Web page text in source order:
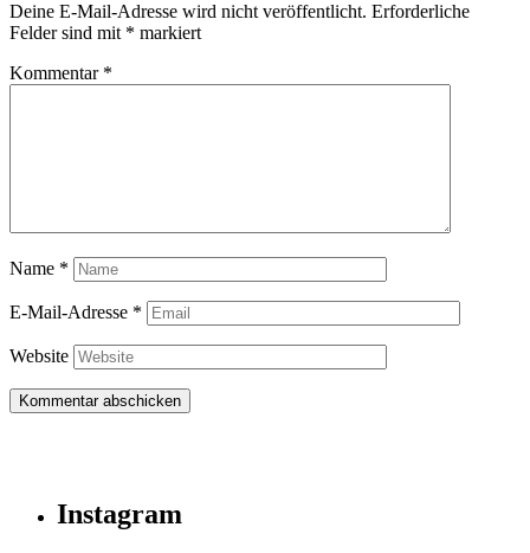
Deine E-Mail-Adresse wird nicht veröffentlicht. Erforderliche
Felder sind mit * markiert
Kommentar *
Name *
E-Mail-Adresse *
Website
Instagram